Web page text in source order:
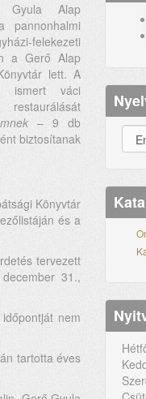
Alap
pannonhalmi
felekezeti
a Gerő Alap
lett. A
ismert váci
– 9 db
biztosítanak
Könyvtár
és a
tervezett
31.,
nem
tartotta éves